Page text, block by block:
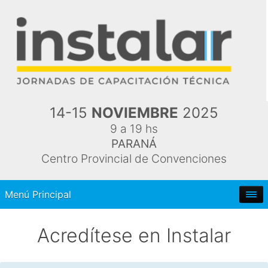
14-15 NOVIEMBRE 2025
9 a 19 hs
PARANÁ
Centro Provincial de Convenciones
Menú Principal
Acredítese en Instalar